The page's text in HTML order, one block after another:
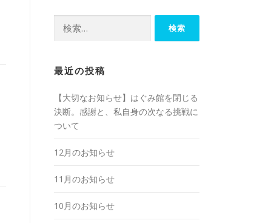
最近の投稿
【大切なお知らせ】はぐみ館を閉じる
決断。感謝と、私自身の次なる挑戦に
ついて
12月のお知らせ
11月のお知らせ
10月のお知らせ